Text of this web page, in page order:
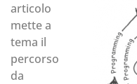
articolo
mette a
tema il
percorso
da